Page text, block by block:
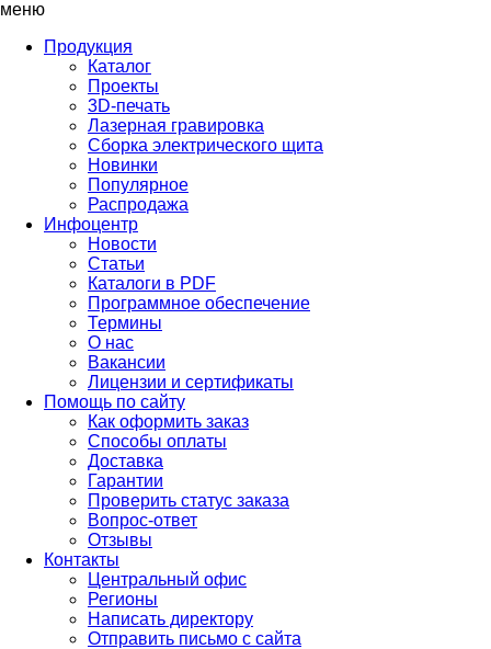
меню
Продукция
Каталог
Проекты
3D-печать
Лазерная гравировка
Сборка электрического щита
Новинки
Популярное
Распродажа
Инфоцентр
Новости
Статьи
Каталоги в PDF
Программное обеспечение
Термины
О нас
Вакансии
Лицензии и сертификаты
Помощь по сайту
Как оформить заказ
Способы оплаты
Доставка
Гарантии
Проверить статус заказа
Вопрос-ответ
Отзывы
Контакты
Центральный офис
Регионы
Написать директору
Отправить письмо с сайта